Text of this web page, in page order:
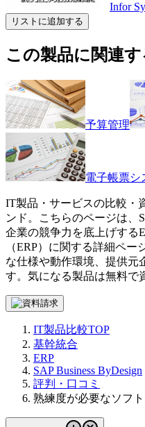
Infor
リストに追加する
この製品に関連
予算管理
電子帳票シ
IT製品・サービスの比較・
ンド。こちらのページは、
企業の競争力を底上げする
（ERP）に関する詳細ペー
な仕様や動作環境、提供元
す。気になる製品は無料で
IT製品比較TOP
基幹統合
ERP
SAP Business ByDesign
評判・口コミ
熟練度が必要なソフト